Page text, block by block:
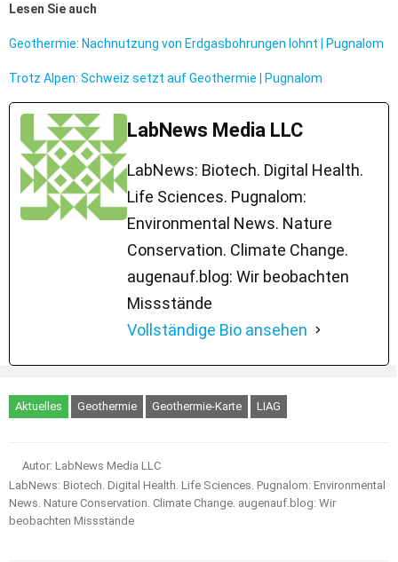
Lesen Sie auch
Geothermie: Nachnutzung von Erdgasbohrungen lohnt | Pugnalom
Trotz Alpen: Schweiz setzt auf Geothermie | Pugnalom
LabNews Media LLC
LabNews: Biotech. Digital Health.
Life Sciences. Pugnalom:
Environmental News. Nature
Conservation. Climate Change.
augenauf.blog: Wir beobachten
Missstände
Vollständige Bio ansehen
Aktuelles Geothermie Geothermie-Karte LIAG
Autor: LabNews Media LLC
LabNews: Biotech. Digital Health. Life Sciences. Pugnalom: Environmental
News. Nature Conservation. Climate Change. augenauf.blog: Wir
beobachten Missstände